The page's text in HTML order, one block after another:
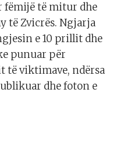
fëmijë të mitur dhe
të Zvicrës. Ngjarja
e 10 prillit dhe
punuar për
viktimave, ndërsa
dhe foton e